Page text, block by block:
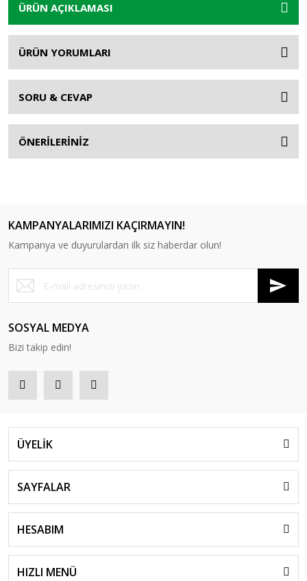
ÜRÜN AÇIKLAMASI
ÜRÜN YORUMLARI
SORU & CEVAP
ÖNERİLERİNİZ
KAMPANYALARIMIZI KAÇIRMAYIN!
Kampanya ve duyurulardan ilk siz haberdar olun!
SOSYAL MEDYA
Bizi takip edin!
ÜYELİK
SAYFALAR
HESABIM
HIZLI MENÜ